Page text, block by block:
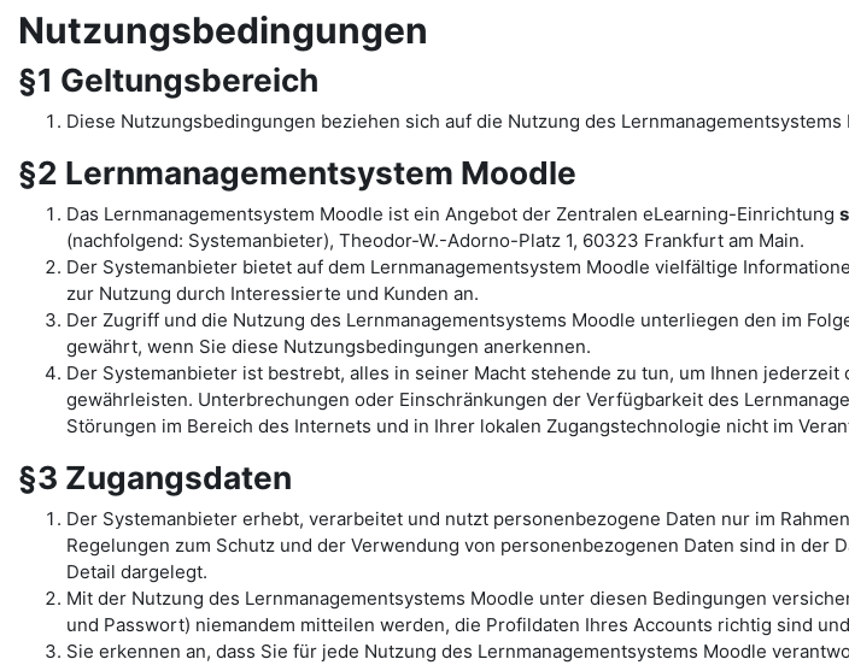
Nutzungsbedingungen
§1 Geltungsbereich
Diese Nutzungsbedingungen beziehen sich auf die Nutzung des Lernmanagementsystems
§2 Lernmanagementsystem Moodle
Das Lernmanagementsystem Moodle ist ein Angebot der Zentralen eLearning-Einrichtung
(nachfolgend: Systemanbieter), Theodor-W.-Adorno-Platz 1, 60323 Frankfurt am Main.
Der Systemanbieter bietet auf dem Lernmanagementsystem Moodle vielfältige
zur Nutzung durch Interessierte und Kunden an.
Der Zugriff und die Nutzung des Lernmanagementsystems Moodle unterliegen den im
gewährt, wenn Sie diese Nutzungsbedingungen anerkennen.
Der Systemanbieter ist bestrebt, alles in seiner Macht stehende zu tun, um Ihnen
gewährleisten. Unterbrechungen oder Einschränkungen der Verfügbarkeit des
Störungen im Bereich des Internets und in Ihrer lokalen Zugangstechnologie nicht im
§3 Zugangsdaten
Der Systemanbieter erhebt, verarbeitet und nutzt personenbezogene Daten nur im
Regelungen zum Schutz und der Verwendung von personenbezogenen Daten sind in
Detail dargelegt.
Mit der Nutzung des Lernmanagementsystems Moodle unter diesen Bedingungen
und Passwort) niemandem mitteilen werden, die Profildaten Ihres Accounts richtig sind
Sie erkennen an, dass Sie für jede Nutzung des Lernmanagementsystems Moodle